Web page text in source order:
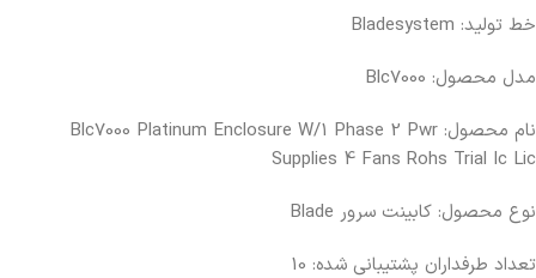
خط تولید: Bladesystem
مدل محصول: Blc7000
نام محصول: Blc7000 Platinum Enclosure W/1 Phase 2 Pwr
Supplies 4 Fans Rohs Trial Ic Lic
نوع محصول: کابینت سرور Blade
تعداد طرفداران پشتیبانی شده: 10